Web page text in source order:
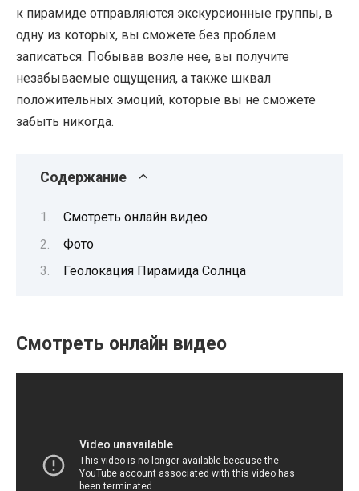
к пирамиде отправляются экскурсионные группы, в
одну из которых, вы сможете без проблем
записаться. Побывав возле нее, вы получите
незабываемые ощущения, а также шквал
положительных эмоций, которые вы не сможете
забыть никогда.
Содержание
Смотреть онлайн видео
Фото
Геолокация Пирамида Солнца
Смотреть онлайн видео